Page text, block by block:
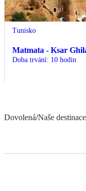
Tunisko
Matmata - Ksar
Doba trvání: 10 hodin
Dovolená/Naše destinace